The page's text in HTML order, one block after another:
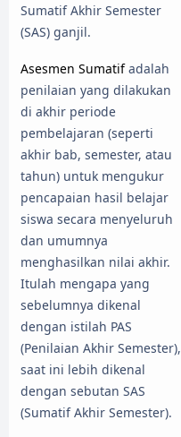
Sumatif Akhir Semester
(SAS) ganjil.
Asesmen Sumatifadalah
penilaian yang dilakukan
di akhir periode
pembelajaran (seperti
akhir bab, semester, atau
tahun) untuk mengukur
pencapaian hasil belajar
siswa secara menyeluruh
dan umumnya
menghasilkan nilai akhir.
Itulah mengapa yang
sebelumnya dikenal
dengan istilah PAS
(Penilaian Akhir Semester),
saat ini lebih dikenal
dengan sebutan SAS
(Sumatif Akhir Semester).